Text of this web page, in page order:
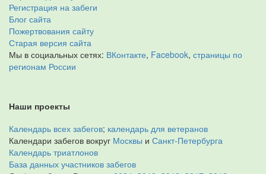
Регистрация на забеги
Блог сайта
Пожертвования сайту
Старая версия сайта
Мы в социальных сетях: ВКонтакте, Facebook, страницы по
регионам России
Наши проекты
Календарь всех забегов; календарь для ветеранов
Календари забегов вокруг Москвы и Санкт-Петербурга
Календарь триатлонов
База данных участников забегов